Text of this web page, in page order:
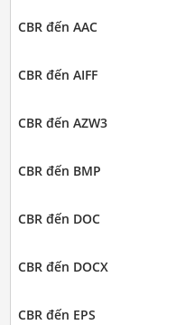
CBR đến AAC
CBR đến AIFF
CBR đến AZW3
CBR đến BMP
CBR đến DOC
CBR đến DOCX
CBR đến EPS